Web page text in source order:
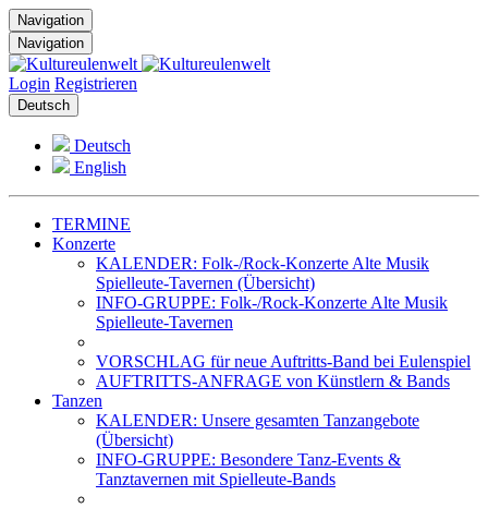
Navigation
Navigation
Login Registrieren
Deutsch
Deutsch
English
TERMINE
Konzerte
KALENDER: Folk-/Rock-Konzerte Alte Musik
Spielleute-Tavernen (Übersicht)
INFO-GRUPPE: Folk-/Rock-Konzerte Alte Musik
Spielleute-Tavernen
VORSCHLAG für neue Auftritts-Band bei Eulenspiel
AUFTRITTS-ANFRAGE von Künstlern & Bands
Tanzen
KALENDER: Unsere gesamten Tanzangebote
(Übersicht)
INFO-GRUPPE: Besondere Tanz-Events &
Tanztavernen mit Spielleute-Bands